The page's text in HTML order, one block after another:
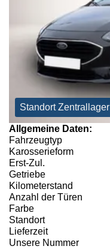
Standort Zentrallager
Allgemeine Daten:
Fahrzeugtyp
Karosserieform
Erst-Zul.
Getriebe
Kilometerstand
Anzahl der Türen
Farbe
Standort
Lieferzeit
Unsere Nummer